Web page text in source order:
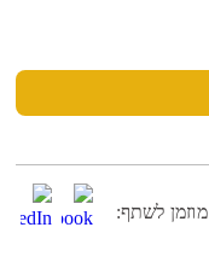
מוזמן לשתף: